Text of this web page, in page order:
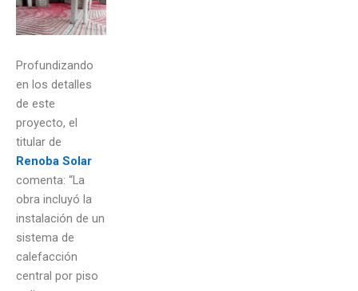
Profundizando
en los detalles
de este
proyecto, el
titular de
Renoba Solar
comenta: “La
obra incluyó la
instalación de un
sistema de
calefacción
central por piso